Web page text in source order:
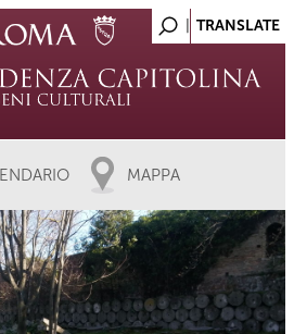
MAPPA